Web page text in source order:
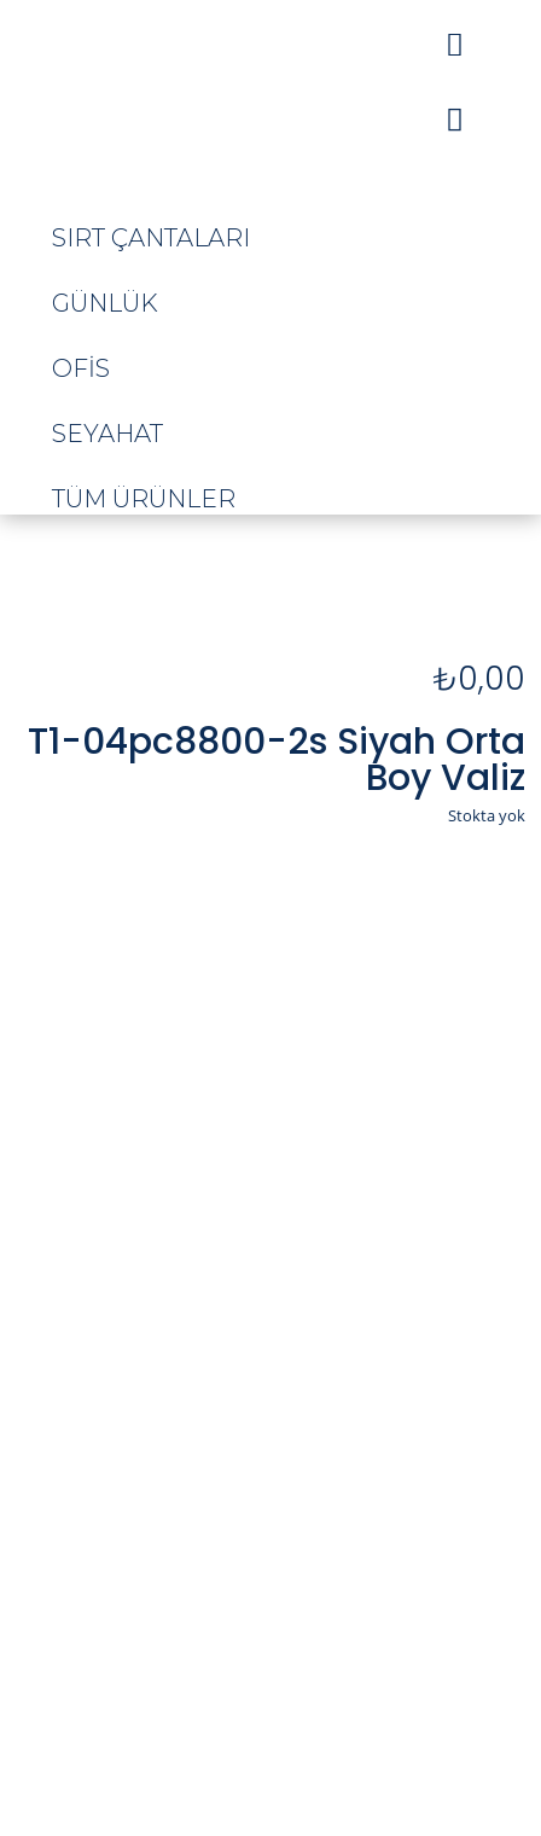


SIRT ÇANTALARI
GÜNLÜK
OFIS
SEYAHAT
TÜM ÜRÜNLER
₺0,00
T1-04pc8800-2s Siyah Orta
Boy Valiz
Stokta yok